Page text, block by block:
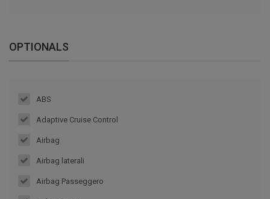
OPTIONALS
ABS
Adaptive Cruise Control
Airbag
Airbag laterali
Airbag Passeggero